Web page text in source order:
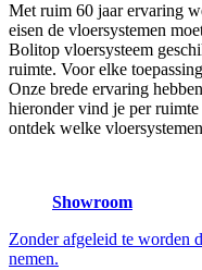
Met ruim 60 jaar ervaring
eisen de vloersystemen
Bolitop vloersysteem
ruimte. Voor elke
Onze brede ervaring
hieronder vind je per ruimte
ontdek welke
Showroom
Zonder afgeleid te worden
nemen.